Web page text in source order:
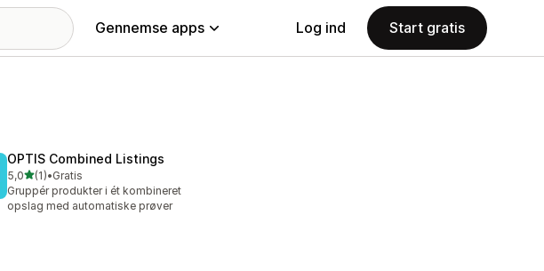
Gennemse apps Log ind Start gratis
OPTIS Combined Listings
5,0ud af 5 stjerner
(1)
1 anmeldelser i alt
•Gratis
Gruppér produkter i ét kombineret
opslag med automatiske prøver